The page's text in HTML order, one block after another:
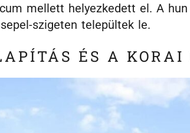
mellett helyezkedett el. A
szigeten települtek le.
ÉS A KORAI